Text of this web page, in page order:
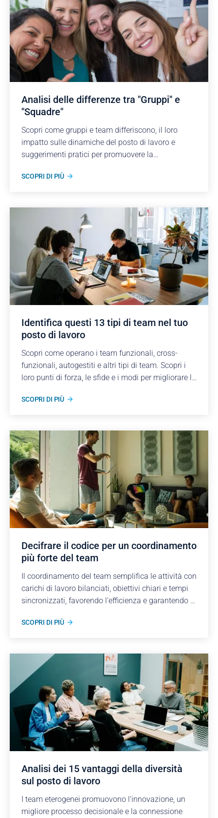
Analisi delle differenze tra "Gruppi" e
"Squadre"
Scopri come gruppi e team differiscono, il loro
impatto sulle dinamiche del posto di lavoro e
suggerimenti pratici per promuovere la
SCOPRI DI PIÙ
Identifica questi 13 tipi di team nel tuo
posto di lavoro
Scopri come operano i team funzionali, cross-
funzionali, autogestiti e altri tipi di team. Scopri i
loro punti di forza, le sfide e i modi per migliorare le
SCOPRI DI PIÙ
Decifrare il codice per un coordinamento
più forte del team
Il coordinamento del team semplifica le attività con
carichi di lavoro bilanciati, obiettivi chiari e tempi
sincronizzati, favorendo l'efficienza e garantendo il
SCOPRI DI PIÙ
Analisi dei 15 vantaggi della diversità
sul posto di lavoro
I team eterogenei promuovono l'innovazione, un
migliore processo decisionale e la connessione